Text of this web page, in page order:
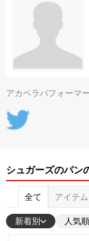
アカペラパフォーマ
シュガーズのパン
全て アイテム
新着別 人気順